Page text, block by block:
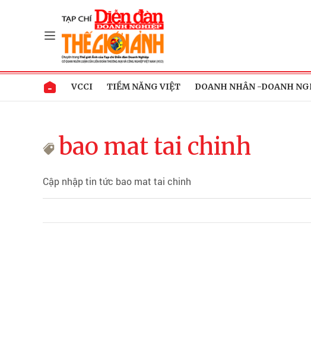
VCCI TIỀM NĂNG VIỆT DOANH NHÂN -DOANH
bao mat tai chinh
Cập nhập tin tức bao mat tai chinh